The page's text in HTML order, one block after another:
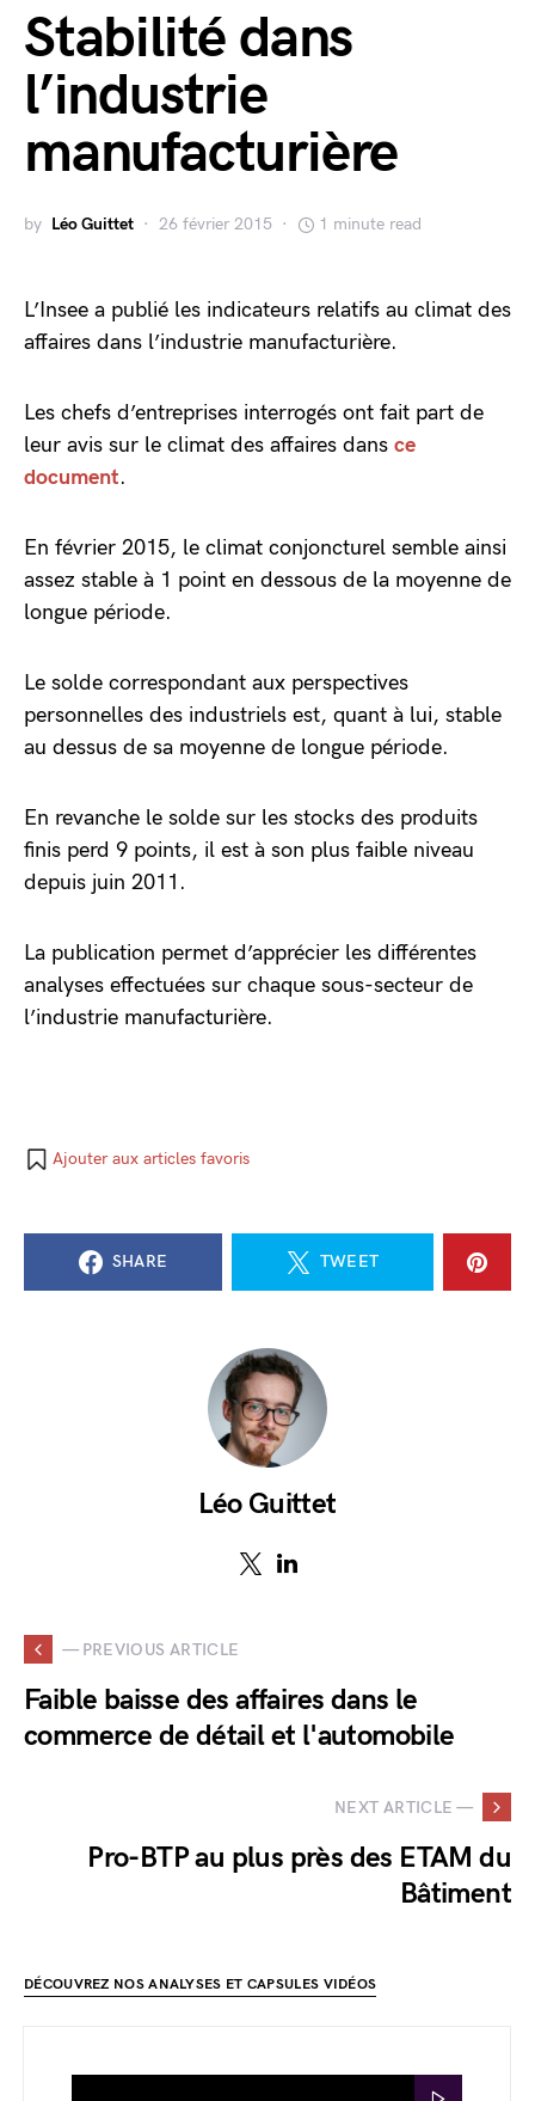
Stabilité dans
l’industrie
manufacturière
by Léo Guittet 26 février 2015 1 minute read
L’Insee a publié les indicateurs relatifs au climat des
affaires dans l’industrie manufacturière.
Les chefs d’entreprises interrogés ont fait part de
leur avis sur le climat des affaires dans ce
document.
En février 2015, le climat conjoncturel semble ainsi
assez stable à 1 point en dessous de la moyenne de
longue période.
Le solde correspondant aux perspectives
personnelles des industriels est, quant à lui, stable
au dessus de sa moyenne de longue période.
En revanche le solde sur les stocks des produits
finis perd 9 points, il est à son plus faible niveau
depuis juin 2011.
La publication permet d’apprécier les différentes
analyses effectuées sur chaque sous-secteur de
l’industrie manufacturière.
Ajouter aux articles favoris
SHARE TWEET
Léo Guittet
— PREVIOUS ARTICLE
Faible baisse des affaires dans le
commerce de détail et l'automobile
NEXT ARTICLE —
Pro-BTP au plus près des ETAM du
Bâtiment
DÉCOUVREZ NOS ANALYSES ET CAPSULES VIDÉOS